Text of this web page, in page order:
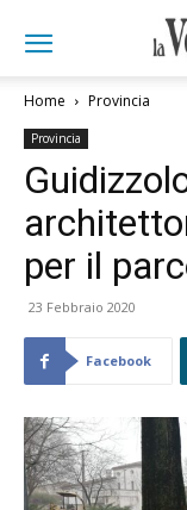
Home Provincia
Provincia
per il
23 Febbraio 2020
Facebook